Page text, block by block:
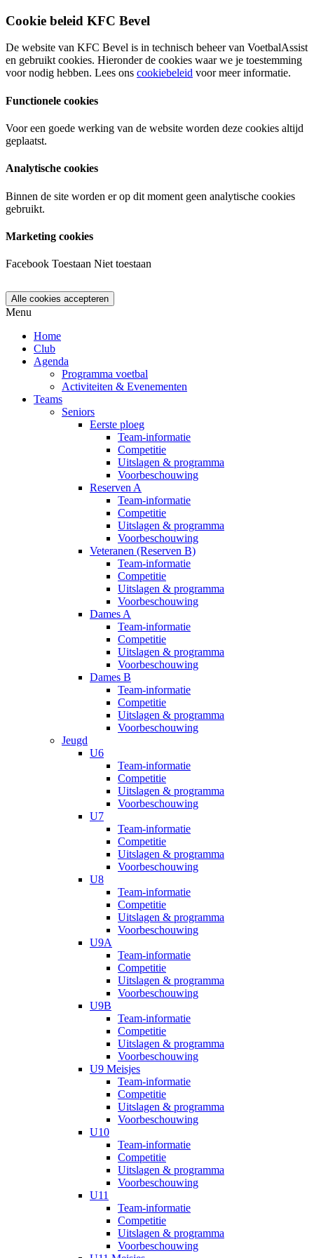
Cookie beleid KFC Bevel
De website van KFC Bevel is in technisch beheer van VoetbalAssist
en gebruikt cookies. Hieronder de cookies waar we je toestemming
voor nodig hebben. Lees ons cookiebeleid voor meer informatie.
Functionele cookies
Voor een goede werking van de website worden deze cookies altijd
geplaatst.
Analytische cookies
Binnen de site worden er op dit moment geen analytische cookies
gebruikt.
Marketing cookies
Facebook Toestaan Niet toestaan
Menu
Home
Club
Agenda
Programma voetbal
Activiteiten & Evenementen
Teams
Seniors
Eerste ploeg
Team-informatie
Competitie
Uitslagen & programma
Voorbeschouwing
Reserven A
Team-informatie
Competitie
Uitslagen & programma
Voorbeschouwing
Veteranen (Reserven B)
Team-informatie
Competitie
Uitslagen & programma
Voorbeschouwing
Dames A
Team-informatie
Competitie
Uitslagen & programma
Voorbeschouwing
Dames B
Team-informatie
Competitie
Uitslagen & programma
Voorbeschouwing
Jeugd
U6
Team-informatie
Competitie
Uitslagen & programma
Voorbeschouwing
U7
Team-informatie
Competitie
Uitslagen & programma
Voorbeschouwing
U8
Team-informatie
Competitie
Uitslagen & programma
Voorbeschouwing
U9A
Team-informatie
Competitie
Uitslagen & programma
Voorbeschouwing
U9B
Team-informatie
Competitie
Uitslagen & programma
Voorbeschouwing
U9 Meisjes
Team-informatie
Competitie
Uitslagen & programma
Voorbeschouwing
U10
Team-informatie
Competitie
Uitslagen & programma
Voorbeschouwing
U11
Team-informatie
Competitie
Uitslagen & programma
Voorbeschouwing